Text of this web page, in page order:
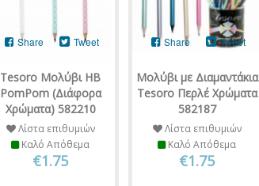
Tesoro Μολύβι HB
PomPom (Διάφορα
Χρώματα) 582210
Share Tweet
Λίστα επιθυμιών
Καλό Απόθεμα
€1.75
Μολύβι με Διαμαντάκια
Tesoro Περλέ Χρώματα
582187
Share Tweet
Λίστα επιθυμιών
Καλό Απόθεμα
€1.75